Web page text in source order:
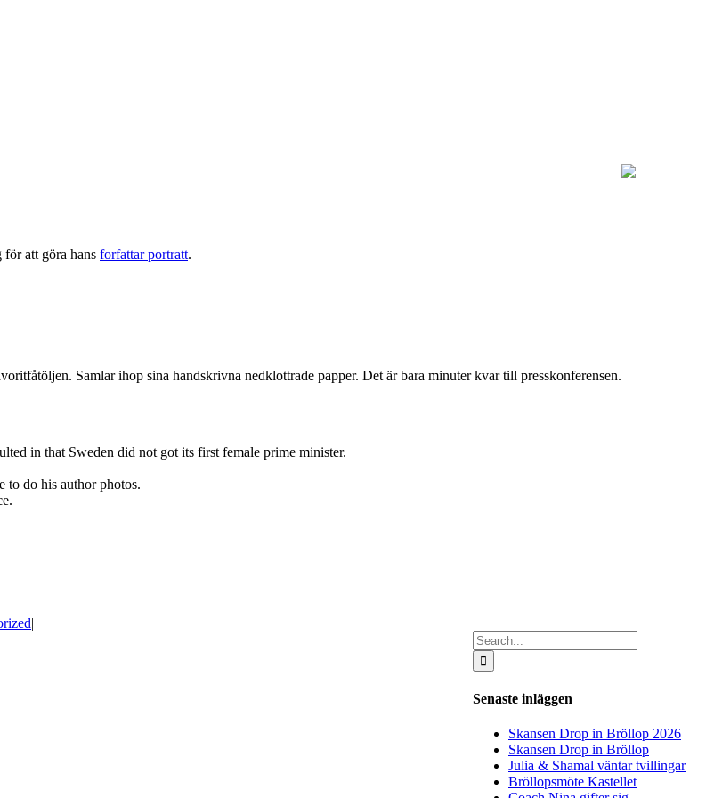
för att göra hans forfattar portratt.
Samlar ihop sina handskrivna nedklottrade papper. Det är bara minuter kvar till presskonferensen.
in that Sweden did not got its first female prime minister.
to do his author photos.
|
Search
for:
Senaste inläggen
Skansen Drop in Bröllop 2026
Skansen Drop in Bröllop
Julia & Shamal väntar tvillingar
Bröllopsmöte Kastellet